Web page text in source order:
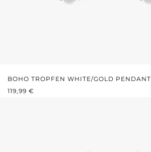
BOHO TROPFEN WHITE/GOLD PENDANT
REGULÄRER PREIS:
119,99 €